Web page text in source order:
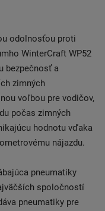
odolnosťou proti
WinterCraft WP52
bezpečnosť a
zimných
voľbou pre vodičov,
počas zimných
hodnotu vďaka
nájazdu.
pneumatiky
spoločností
pneumatiky pre